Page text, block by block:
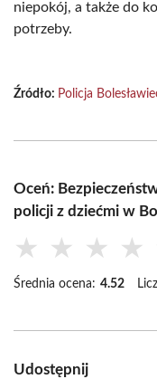
niepokój, a także do
potrzeby.
Źródło: Policja
Oceń:
policji z dziećmi w
★ ★ ★ ★
Średnia ocena: 4.52
Udostępnij